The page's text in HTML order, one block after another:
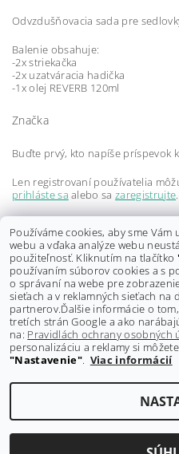
Odvzdušňovacia sada pre
Balenie obsahuje:
-2x striekačka
-2x uzatváracia hadička
-1x olej REVERB 120ml
Značka
Buďte prvý, kto napíše príspevok
Len registrovaní používatelia
prihláste sa alebo sazaregistrujte.
Len registrovaní používatelia
prihláste saalebo sazaregistrujte
2026 ©GRAVITY-shop.sk, všetky práva
Používáme cookies, aby sme
webu a vďaka analýze webu
použiteľnosť. Kliknutím na tlačítko
používaním súborov cookies a s
o správaní na webe pre
sieťach a v reklamných sieťach na
partnerov.Ďalšie informácie o
tretích strán Google a ako
na: Pravidlách ochrany osobných
personalizáciu a reklamy si
"Nastavenie". Viac informácií